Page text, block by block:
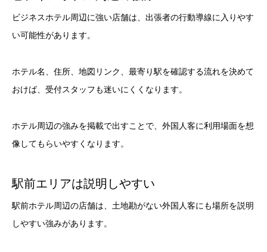
ビジネスホテル周辺に強い店舗は、出張者の行動導線に入りやす
い可能性があります。
ホテル名、住所、地図リンク、最寄り駅を確認する流れを決めて
おけば、受付スタッフも迷いにくくなります。
ホテル周辺の強みを掲載で出すことで、外国人客に利用場面を想
像してもらいやすくなります。
駅前エリアは説明しやすい
駅前ホテル周辺の店舗は、土地勘がない外国人客にも場所を説明
しやすい強みがあります。